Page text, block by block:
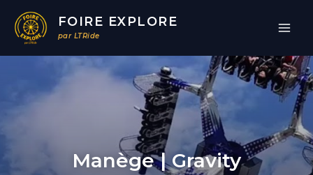
contenu
FOIRE EXPLORE
par LTRide
Manège | Gravity